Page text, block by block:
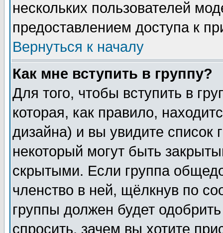
нескольких пользователей
предоставлением доступа к
Вернуться к началу
Как мне вступить в группу?
Для того, чтобы вступить в
которая, как правило,
дизайна) и вы увидите список
некоторый могут быть
скрытыми. Если группа
членство в ней, щёлкнув по
группы должен будет
спросить, зачем вы хотите